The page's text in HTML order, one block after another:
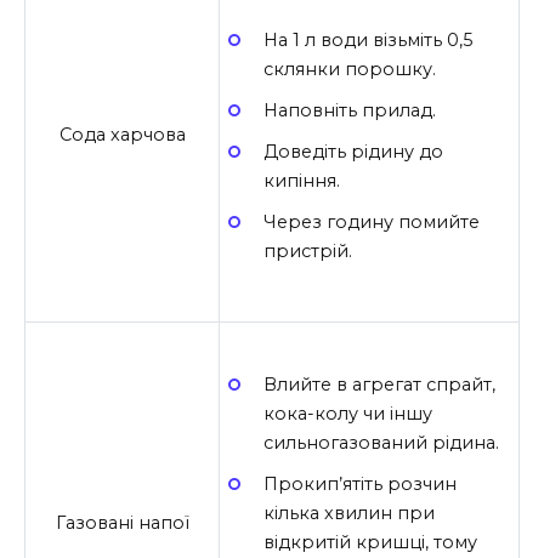
Сода харчова
На 1 л води візьміть 0,5
склянки порошку.
Наповніть прилад.
Доведіть рідину до
кипіння.
Через годину помийте
пристрій.
Газовані напої
Влийте в агрегат спрайт,
кока-колу чи іншу
сильногазований рідина.
Прокип’ятіть розчин
кілька хвилин при
відкритій кришці, тому